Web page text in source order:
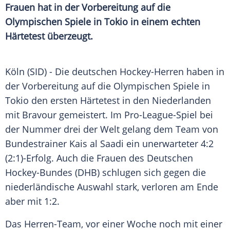
Frauen hat in der Vorbereitung auf die
Olympischen Spiele in Tokio in einem echten
Härtetest überzeugt.
Köln (SID) - Die deutschen Hockey-Herren haben in
der Vorbereitung auf die Olympischen Spiele in
Tokio den ersten Härtetest in den Niederlanden
mit Bravour gemeistert. Im Pro-League-Spiel bei
der Nummer drei der Welt gelang dem Team von
Bundestrainer Kais al Saadi ein unerwarteter 4:2
(2:1)-Erfolg. Auch die Frauen des Deutschen
Hockey-Bundes (DHB) schlugen sich gegen die
niederländische Auswahl stark, verloren am Ende
aber mit 1:2.
Das Herren-Team, vor einer Woche noch mit einer